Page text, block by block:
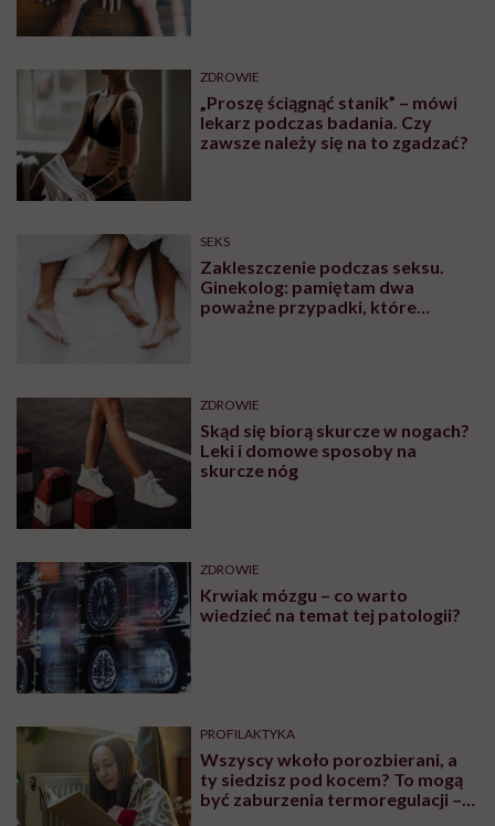
ZDROWIE
„Proszę ściągnąć stanik” – mówi
lekarz podczas badania. Czy
zawsze należy się na to zgadzać?
SEKS
Zakleszczenie podczas seksu.
Ginekolog: pamiętam dwa
poważne przypadki, które
ZDROWIE
Skąd się biorą skurcze w nogach?
Leki i domowe sposoby na
skurcze nóg
ZDROWIE
Krwiak mózgu – co warto
wiedzieć na temat tej patologii?
PROFILAKTYKA
Wszyscy wkoło porozbierani, a
ty siedzisz pod kocem? To mogą
być zaburzenia termoregulacji –